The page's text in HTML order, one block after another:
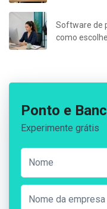
Software de
como
Ponto e
Experimente grátis